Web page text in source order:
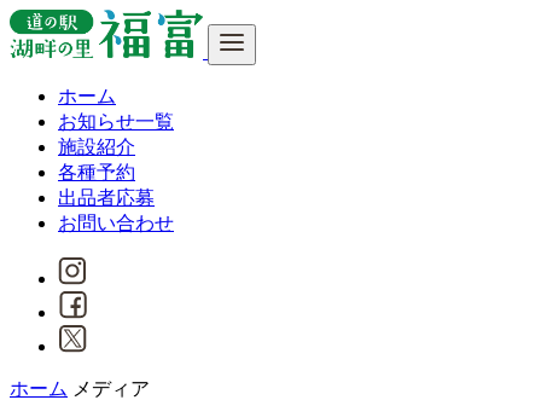
ホーム
お知らせ一覧
施設紹介
各種予約
出品者応募
お問い合わせ
ホーム メディア